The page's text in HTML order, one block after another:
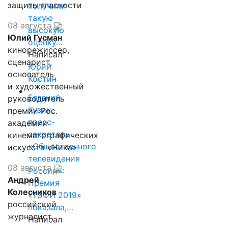
получили
такую
высокую
оценку…
Написал
Юрий
Костин
Евгений
Кузин,
пресс-
секретарь
«Общественного
телевидения
России»:
Премия
«ТЭФИ 2019»
показала,…
Написал
защиты гласности
08 августа
Юлий Гусман
кинорежиссер,
сценарист,
основатель
и художественный
руководитель
премии Рос.
академии
кинематографических
искусств «Ника»
08 августа
Андрей
Колесников
российский
журналист,